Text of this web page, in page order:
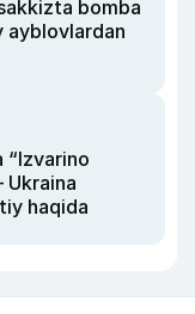
bomba
ayblovlardan
“Izvarino
Ukraina
haqida